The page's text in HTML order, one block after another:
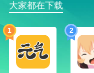
大家都在下载
1 2